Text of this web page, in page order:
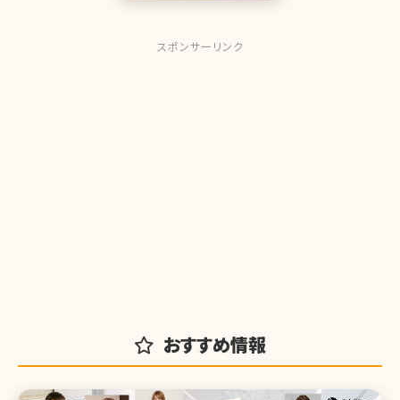
スポンサーリンク
おすすめ情報